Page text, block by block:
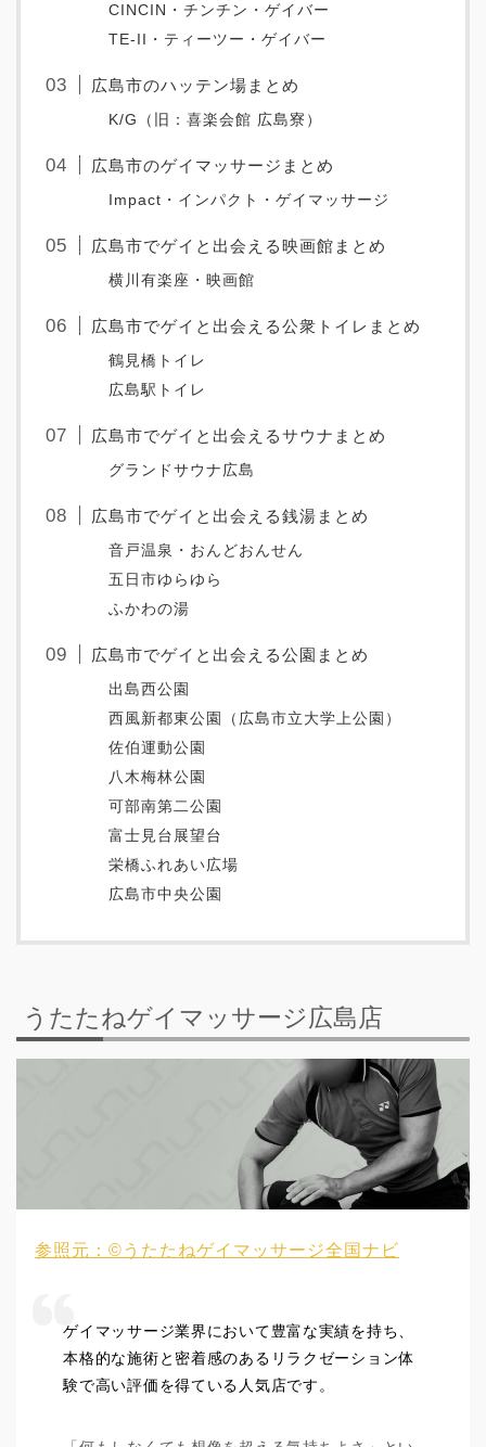
CINCIN・チンチン・ゲイバー
TE-II・ティーツー・ゲイバー
広島市のハッテン場まとめ
K/G（旧：喜楽会館 広島寮）
広島市のゲイマッサージまとめ
Impact・インパクト・ゲイマッサージ
広島市でゲイと出会える映画館まとめ
横川有楽座・映画館
広島市でゲイと出会える公衆トイレまとめ
鶴見橋トイレ
広島駅トイレ
広島市でゲイと出会えるサウナまとめ
グランドサウナ広島
広島市でゲイと出会える銭湯まとめ
音戸温泉・おんどおんせん
五日市ゆらゆら
ふかわの湯
広島市でゲイと出会える公園まとめ
出島西公園
西風新都東公園（広島市立大学上公園）
佐伯運動公園
八木梅林公園
可部南第二公園
富士見台展望台
栄橋ふれあい広場
広島市中央公園
うたたねゲイマッサージ広島店
参照元：©うたたねゲイマッサージ全国ナビ
ゲイマッサージ業界において豊富な実績を持ち、
本格的な施術と密着感のあるリラクゼーション体
験で高い評価を得ている人気店です。